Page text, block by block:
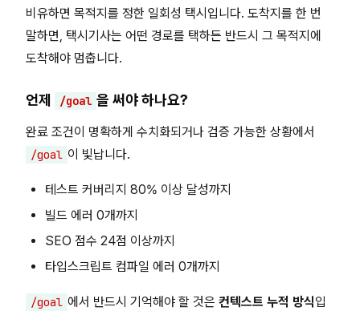
비유하면 목적지를 정한 일회성 택시입니다. 도착지를 한 번
말하면, 택시기사는 어떤 경로를 택하든 반드시 그 목적지에
도착해야 멈춥니다.
언제 /goal 을 써야 하나요?
완료 조건이 명확하게 수치화되거나 검증 가능한 상황에서
/goal 이 빛납니다.
테스트 커버리지 80% 이상 달성까지
빌드 에러 0개까지
SEO 점수 24점 이상까지
타입스크립트 컴파일 에러 0개까지
/goal 에서 반드시 기억해야 할 것은 컨텍스트 누적 방식입